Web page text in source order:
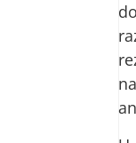
na